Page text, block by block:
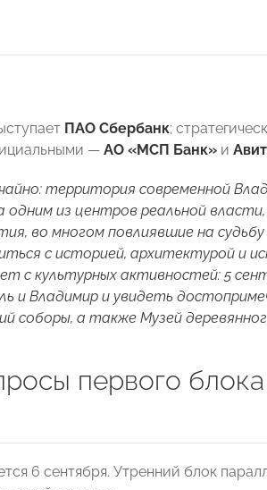
ПАО Сбербанк;
— АО «МСП Банк» и
территория современной
из центров реальной
во многом повлиявшие на
с историей, архитектурой и
с культурных активностей: 5
и Владимир и увидеть
соборы, а также Музей
первого
6 сентября. Утренний блок